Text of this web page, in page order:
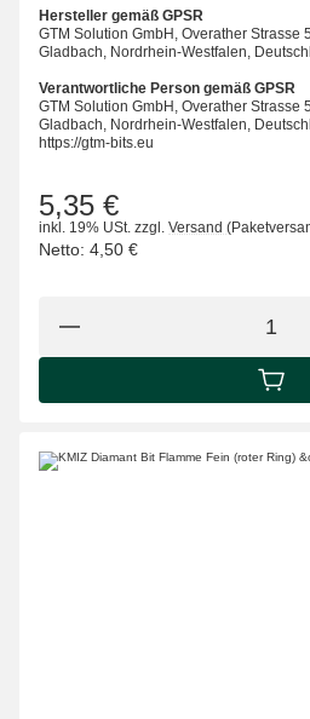
Hersteller gemäß GPSR
GTM Solution GmbH, Overather Strasse
Gladbach, Nordrhein-Westfalen,
Verantwortliche Person gemäß GPSR
GTM Solution GmbH, Overather Strasse
Gladbach, Nordrhein-Westfalen,
https://gtm-bits.eu
5,35 €
inkl. 19% USt. zzgl. Versand
Netto: 4,50 €
IN